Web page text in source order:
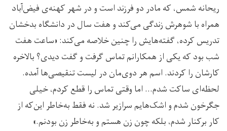
ریحانه شمس، که مادر دو فرزند است و در شهر کهنه‌ی فیض‌آباد
همراه با شوهرش زندگی می‌کند و هفت سال در دانشگاه بدخشان
تدریس کرده، گفته‌هایش را چنین خلاصه می‌کند: «ساعت هفت
شب بود که یکی از همکارانم تماس گرفت و گفت دیدی؟ بالاخره
کارشان را کردند. اسم هر دوی‌مان در لیست تنقیصی‌ها آمده.
لحظه‌ای ساکت شدم… اما وقتی تماس را قطع کردم، خیلی
جگرخون شدم و اشک‌هایم سرازیر شد. نه فقط به‌خاطر این‌که از
کار برکنار شدم، بلکه چون زن هستم و به‌خاطر زن بودنم.»